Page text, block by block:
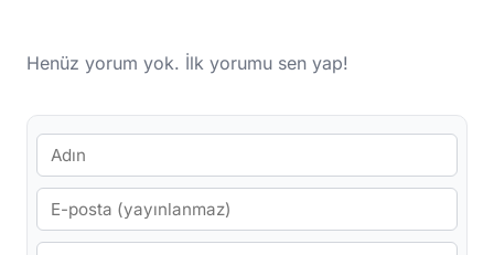
Henüz yorum yok. İlk yorumu sen yap!